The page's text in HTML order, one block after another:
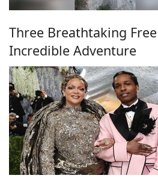
Three Breathtaking
Incredible Adventure